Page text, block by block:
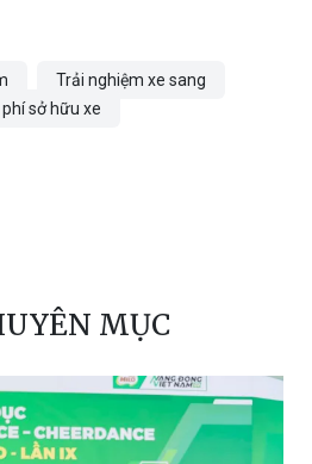
Trải nghiệm xe sang
phí sở hữu xe
MỤC